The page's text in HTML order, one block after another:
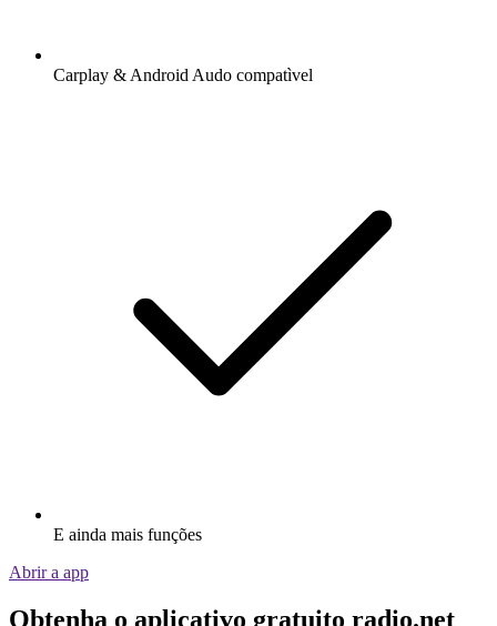
Carplay & Android Audo compatìvel
E ainda mais funções
Abrir a app
Obtenha o aplicativo gratuito radio.net